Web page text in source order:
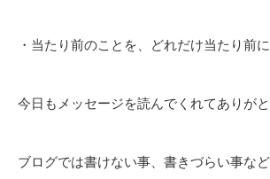
・当たり前のことを、どれだけ当たり前に
今日もメッセージを読んでくれてありがと
ブログでは書けない事、書きづらい事など